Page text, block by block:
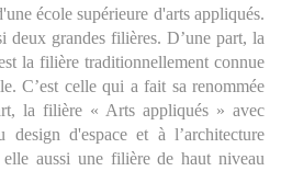
école supérieure d'arts appliqués.
deux grandes filières. D’une part, la
la filière traditionnellement connue
C’est celle qui a fait sa renommée
la filière « Arts appliqués » avec
design d'espace et à l’architecture
aussi une filière de haut niveau